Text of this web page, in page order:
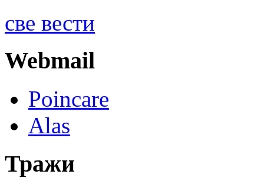
све вести
Webmail
Poincare
Alas
Тражи